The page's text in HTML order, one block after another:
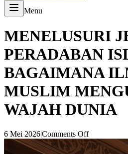
Menu
MENELUSURI
PERADABAN
BAGAIMANA
MUSLIM
WAJAH DUNIA
6 Mei 2026|Comments Off